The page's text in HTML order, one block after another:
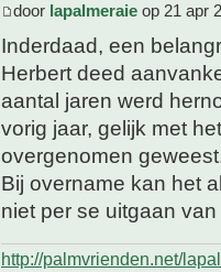
door lapalmeraie op 21 apr
Inderdaad, een
Herbert deed
aantal jaren werd
vorig jaar, gelijk met
overgenomen
Bij overname kan het
niet per se uitgaan
http://palmvrienden.net/